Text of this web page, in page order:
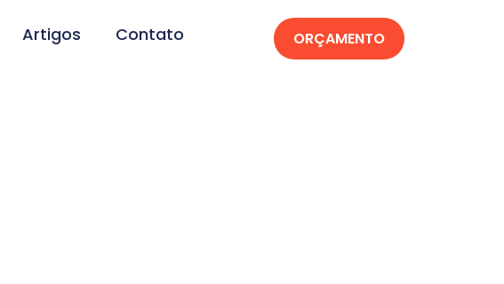
Artigos Contato ORÇAMENTO